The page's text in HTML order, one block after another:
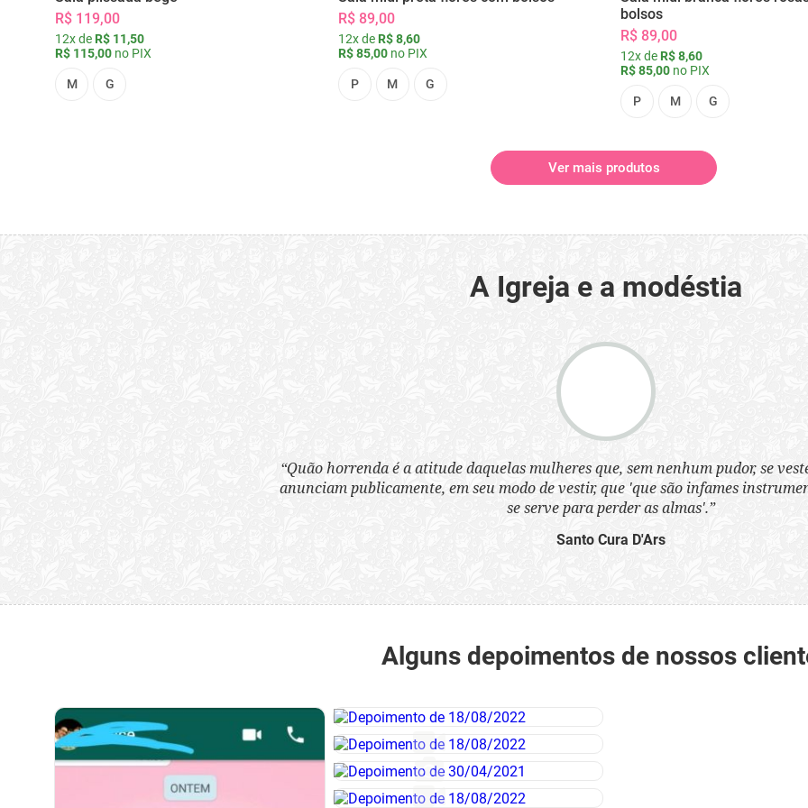
R$ 119,00
12x de R$ 11,50
R$ 115,00 no PIX
M G
R$ 89,00
12x de R$ 8,60
R$ 85,00no PIX
P M G
bolsos
R$ 89,00
12x de R$ 8,60
R$ 85,00 no PIX
P M G
Ver mais produtos
A Igreja e a modéstia
“Quão horrenda é a atitude daquelas mulheres que, sem nenhum pudor, se
anunciam publicamente, em seu modo de vestir, que 'que são infames
se serve para perder as almas'.”
Santo Cura D'Ars
Alguns depoimentos de nossos